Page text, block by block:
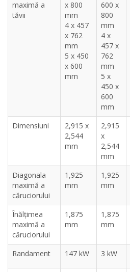
maximă a
tăvii
x 800
mm
4 x 457
x 762
mm
5 x 450
x 600
mm
600 x
800
mm
4 x
457 x
762
mm
5 x
450 x
600
mm
Dimensiuni
2,915 x
2,544
mm
2,915
x
2,544
mm
Diagonala
maximă a
căruciorului
1,925
mm
1,925
mm
Înălțimea
maximă a
căruciorului
1,875
mm
1,875
mm
Randament 147 kW 3 kW